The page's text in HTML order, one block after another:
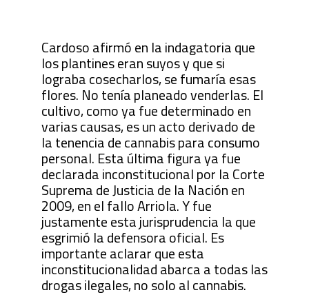
Cardoso afirmó en la indagatoria que
los plantines eran suyos y que si
lograba cosecharlos, se fumaría esas
flores. No tenía planeado venderlas. El
cultivo, como ya fue determinado en
varias causas, es un acto derivado de
la tenencia de cannabis para consumo
personal. Esta última figura ya fue
declarada inconstitucional por la Corte
Suprema de Justicia de la Nación en
2009, en el fallo Arriola. Y fue
justamente esta jurisprudencia la que
esgrimió la defensora oficial. Es
importante aclarar que esta
inconstitucionalidad abarca a todas las
drogas ilegales, no solo al cannabis.